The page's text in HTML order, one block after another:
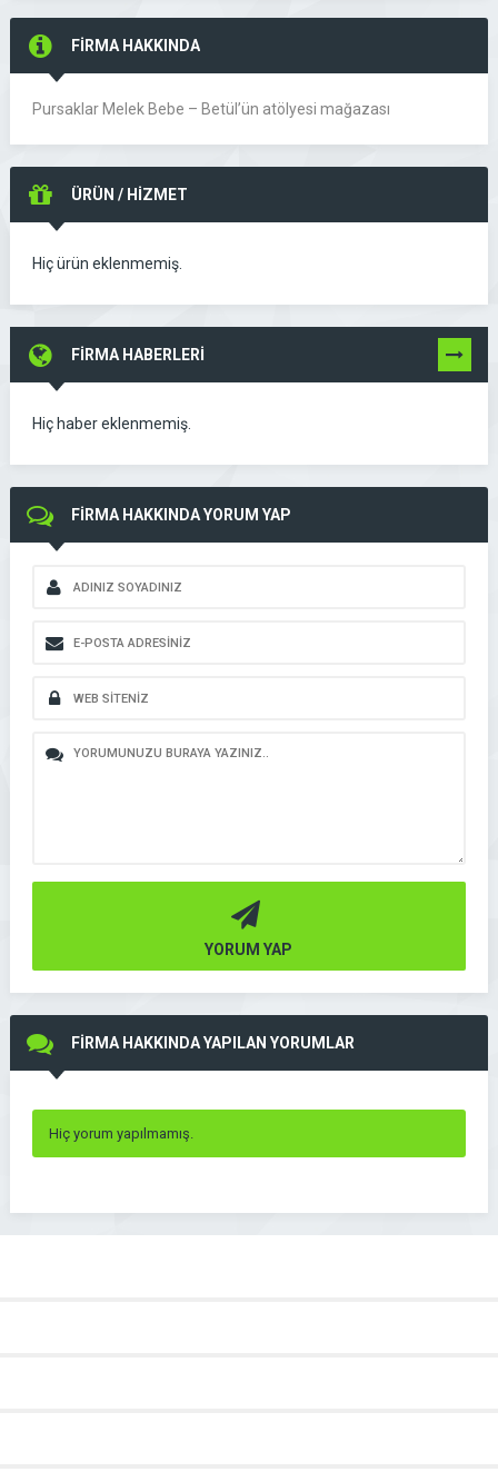
FİRMA HAKKINDA
Pursaklar Melek Bebe – Betül’ün atölyesi mağazası
ÜRÜN / HİZMET
Hiç ürün eklenmemiş.
FİRMA HABERLERİ TÜMÜNÜ
GÖR
Hiç haber eklenmemiş.
FİRMA HAKKINDA YORUM YAP
YORUM YAP
FİRMA HAKKINDA YAPILAN YORUMLAR
Hiç yorum yapılmamış.